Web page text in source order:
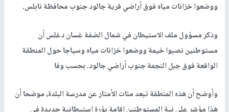
ووضعوا خزانات مياه فوق أراضي قرية جالود جنوب محافظة نابلس.
وذكر مسؤول ملف الاستيطان في شمال الضفة غسان دغلس أن
مستوطنين نصبوا خيمة ووضعوا خزانات مياه وسياجا حول المنطقة
الواقعة فوق جبل النجمة جنوب أراضي جالود. بحسب وفا
وأوضح أن هذه المنطقة تبعد مئات الأمتار عن مدرسة البلدة، موضحا أن